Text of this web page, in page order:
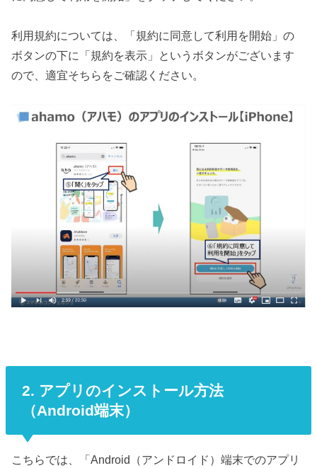
利用規約については、「規約に同意して利用を開始」の
ボタンの下に「規約を表示」というボタンがございます
ので、適宜そちらをご確認ください。
2. アプリのインストール方法
（Android端末）
こちらでは、「Android（アンドロイド）端末でのアプリ